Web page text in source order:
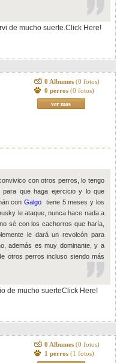
de mucho suerte.Click Here!
0 Albumes (0 fotos)
0 perros (0 fotos)
ver mas
con otros perros, lo tengo
que haga ejercicio y lo que
conGalgo tiene 5 meses y los
le ataque, nunca hace nada a
sé con los cachorros que haría,
le dará un revolcón para
además es muy dominante, y a
otros perros incluso siendo más
de mucho suerteClick Here!
0 Albumes (0 fotos)
1 perros (1 fotos)